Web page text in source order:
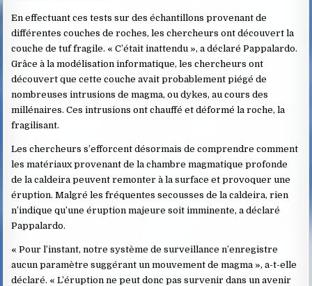
En effectuant ces tests sur des échantillons provenant de
différentes couches de roches, les chercheurs ont découvert la
couche de tuf fragile. « C’était inattendu », a déclaré Pappalardo.
Grâce à la modélisation informatique, les chercheurs ont
découvert que cette couche avait probablement piégé de
nombreuses intrusions de magma, ou dykes, au cours des
millénaires. Ces intrusions ont chauffé et déformé la roche, la
fragilisant.
Les chercheurs s’efforcent désormais de comprendre comment
les matériaux provenant de la chambre magmatique profonde
de la caldeira peuvent remonter à la surface et provoquer une
éruption. Malgré les fréquentes secousses de la caldeira, rien
n’indique qu’une éruption majeure soit imminente, a déclaré
Pappalardo.
« Pour l’instant, notre système de surveillance n’enregistre
aucun paramètre suggérant un mouvement de magma », a-t-elle
déclaré. « L’éruption ne peut donc pas survenir dans un avenir